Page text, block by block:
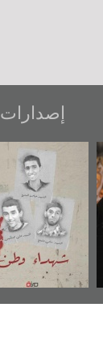
إصدارات
شهداء وطن